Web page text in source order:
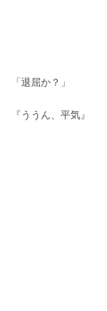
「退屈か？」
『ううん、平気』